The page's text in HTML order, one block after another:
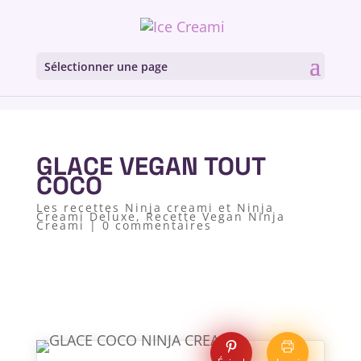
Sélectionner une page
GLACE VEGAN TOUT
COCO
Les recettes Ninja creami et Ninja
Creami Deluxe,Recette Vegan Ninja
Creami |0 commentaires